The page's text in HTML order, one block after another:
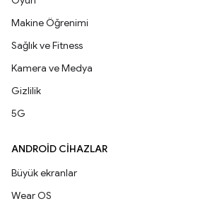
Makine Öğrenimi
Sağlık ve Fitness
Kamera ve Medya
Gizlilik
5G
ANDROID CIHAZLAR
Büyük ekranlar
Wear OS